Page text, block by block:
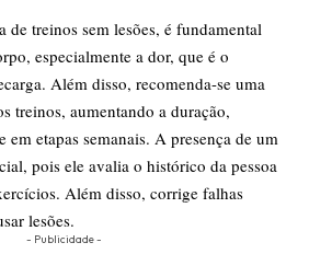
de treinos sem lesões, é fundamental
especialmente a dor, que é o
Além disso, recomenda-se uma
treinos, aumentando a duração,
em etapas semanais. A presença de um
pois ele avalia o histórico da pessoa
Além disso, corrige falhas
lesões.
- Publicidade -